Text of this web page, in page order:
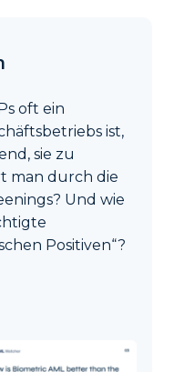
oft ein
ist,
sie zu
man durch die
Und wie
Positiven“?